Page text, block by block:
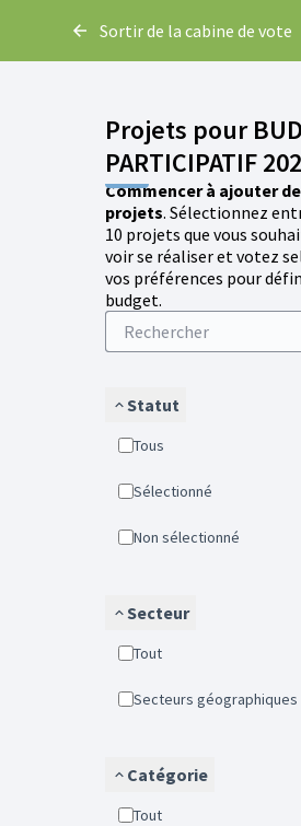
Sortir de la cabine de vote
Projets pour
PARTICIPATIF
Commencer à ajouter
projets. Sélectionnez
10 projets que vous
voir se réaliser et votez
vos préférences pour
budget.
Statut
Tous
Sélectionné
Non sélectionné
Secteur
Tout
Secteurs géographiques
Catégorie
Tout